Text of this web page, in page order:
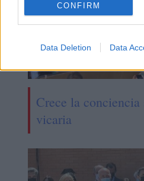
CONFIRM
Data Deletion Data
Crece la
vicaria